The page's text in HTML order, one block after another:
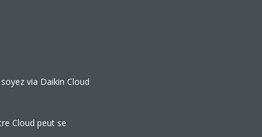
via Daikin Cloud
Cloud peut se